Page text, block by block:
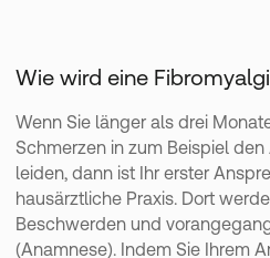
Wie wird eine
Wenn Sie länger als drei
Schmerzen in zum Beispiel
leiden, dann ist Ihr erster
hausärztliche Praxis. Dort
Beschwerden und
(Anamnese). Indem Sie Ihrem